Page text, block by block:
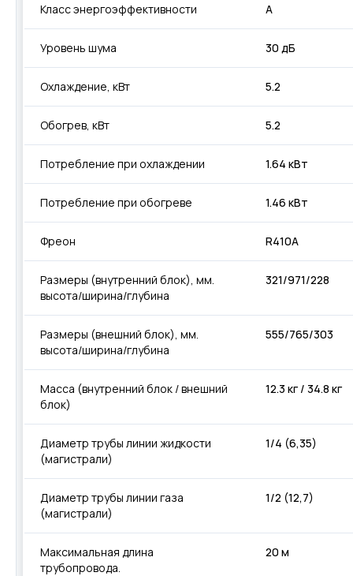
Класс энергоэффективности А
Уровень шума 30 дБ
Охлаждение, кВт 5.2
Обогрев, кВт 5.2
Потребление при охлаждении 1.64 кВт
Потребление при обогреве 1.46 кВт
Фреон R410A
Размеры (внутренний блок), мм.
высота/ширина/глубина
321/971/228
Размеры (внешний блок), мм.
высота/ширина/глубина
555/765/303
Масса (внутренний блок / внешний
блок)
12.3 кг / 34.8 кг
Диаметр трубы линии жидкости
(магистрали)
1/4 (6,35)
Диаметр трубы линии газа
(магистрали)
1/2 (12,7)
Максимальная длина
трубопровода.
20 м